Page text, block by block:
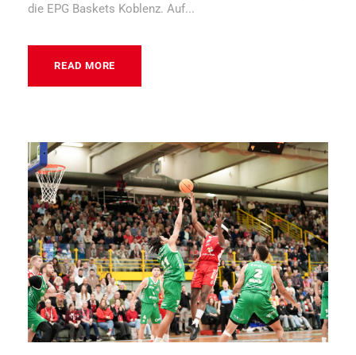
die EPG Baskets Koblenz. Auf...
READ MORE